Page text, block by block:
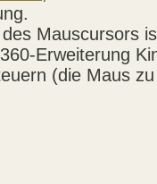
Mauscursors
Erweiterung
(die Maus